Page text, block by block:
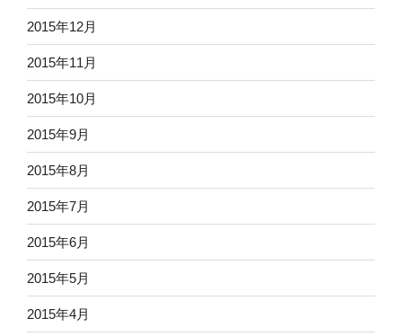
2015年12月
2015年11月
2015年10月
2015年9月
2015年8月
2015年7月
2015年6月
2015年5月
2015年4月